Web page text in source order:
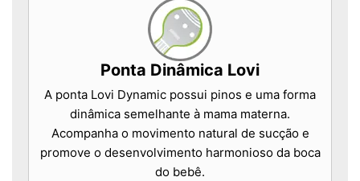
Ponta Dinâmica Lovi
A ponta Lovi Dynamic possui pinos e uma forma
dinâmica semelhante à mama materna.
Acompanha o movimento natural de sucção e
promove o desenvolvimento harmonioso da boca
do bebê.